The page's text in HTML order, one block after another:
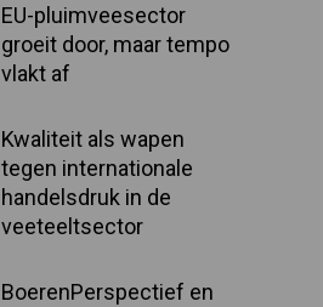
EU-pluimveesector
groeit door, maar tempo
vlakt af
Kwaliteit als wapen
tegen internationale
handelsdruk in de
veeteeltsector
BoerenPerspectief en